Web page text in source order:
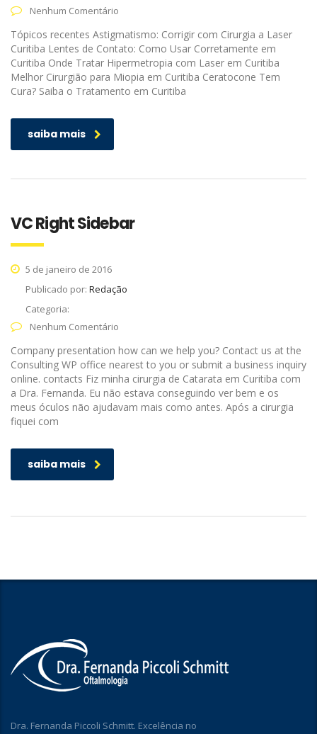
Nenhum Comentário
Tópicos recentes Astigmatismo: Corrigir com Cirurgia a Laser
Curitiba Lentes de Contato: Como Usar Corretamente em
Curitiba Onde Tratar Hipermetropia com Laser em Curitiba
Melhor Cirurgião para Miopia em Curitiba Ceratocone Tem
Cura? Saiba o Tratamento em Curitiba
saiba mais
VC Right Sidebar
5 de janeiro de 2016
Publicado por: Redação
Categoria:
Nenhum Comentário
Company presentation how can we help you? Contact us at the
Consulting WP office nearest to you or submit a business inquiry
online. contacts Fiz minha cirurgia de Catarata em Curitiba com
a Dra. Fernanda. Eu não estava conseguindo ver bem e os
meus óculos não ajudavam mais como antes. Após a cirurgia
fiquei com
saiba mais
Dra. Fernanda Piccoli Schmitt. Excelência no